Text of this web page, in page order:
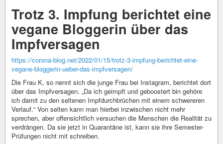
Trotz 3. Impfung berichtet eine
vegane Bloggerin über das
Impfversagen
https://corona-blog.net/2022/01/15/trotz-3-impfung-berichtet-eine-
vegane-bloggerin-ueber-das-impfversagen/
Die Frau K, so nennt sich die junge Frau bei Instagram, berichtet dort
über das Impfversagen. „Da ich geimpft und geboostert bin gehöre
ich damit zu den seltenen Impfdurchbrüchen mit einem schwereren
Verlauf.“ Von selten kann man hierbei inzwischen nicht mehr
sprechen, aber offensichtlich versuchen die Menschen die Realität zu
verdrängen. Da sie jetzt in Quarantäne ist, kann sie ihre Semester-
Prüfungen nicht mit schreiben.